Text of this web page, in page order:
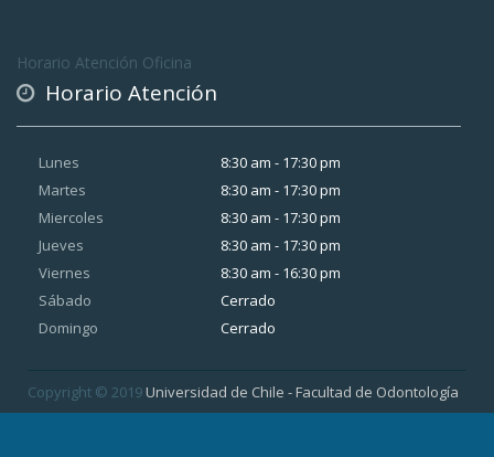
Horario Atención Oficina
Horario Atención
Lunes
Martes
Miercoles
Jueves
Viernes
Sábado
Domingo
8:30 am - 17:30 pm
8:30 am - 17:30 pm
8:30 am - 17:30 pm
8:30 am - 17:30 pm
8:30 am - 16:30 pm
Cerrado
Cerrado
Copyright © 2019Universidad de Chile - Facultad de Odontología